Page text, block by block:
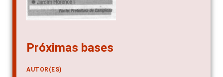
Próximas bases
AUTOR(ES)